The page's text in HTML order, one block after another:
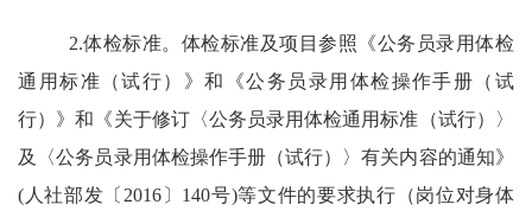
2.体检标准。体检标准及项目参照《公务员录用体检
通用标准（试行）》和《公务员录用体检操作手册（试
行）》和《关于修订〈公务员录用体检通用标准（试行）〉
及〈公务员录用体检操作手册（试行）〉有关内容的通知》
( 人社部发〔 2016 〕 140号)等文件的要求执行 （岗位对身体